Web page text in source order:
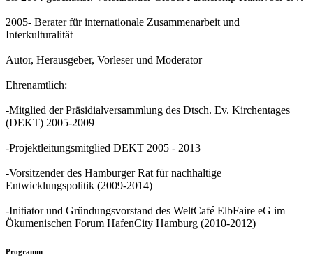
2005- Berater für internationale Zusammenarbeit und
Interkulturalität
Autor, Herausgeber, Vorleser und Moderator
Ehrenamtlich:
-Mitglied der Präsidialversammlung des Dtsch. Ev. Kirchentages
(DEKT) 2005-2009
-Projektleitungsmitglied DEKT 2005 - 2013
-Vorsitzender des Hamburger Rat für nachhaltige
Entwicklungspolitik (2009-2014)
-Initiator und Gründungsvorstand des WeltCafé ElbFaire eG im
Ökumenischen Forum HafenCity Hamburg (2010-2012)
Programm